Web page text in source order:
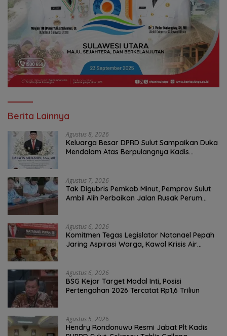
Berita Lainnya
Agustus 8, 2026
Keluarga Besar DPRD Sulut Sampaikan Duka
Mendalam Atas Berpulangnya Kadis
Agustus 7, 2026
Tak Digubris Pemkab Minut, Pemprov Sulut
Ambil Alih Perbaikan Jalan Rusak Perum
Agustus 6, 2026
Komitmen Tegas Legislator Natanael Pepah
Jaring Aspirasi Warga, Kawal Krisis Air
Agustus 6, 2026
BSG Kejar Target Modal Inti, Posisi
Pertengahan 2026 Tercatat Rp1,6 Triliun
Agustus 5, 2026
Hendry Rondonuwu Resmi Jabat Plt Kadis